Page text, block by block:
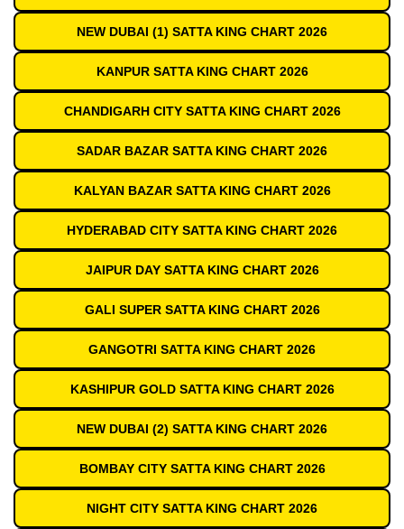
NEW DUBAI (1) SATTA KING CHART 2026
KANPUR SATTA KING CHART 2026
CHANDIGARH CITY SATTA KING CHART 2026
SADAR BAZAR SATTA KING CHART 2026
KALYAN BAZAR SATTA KING CHART 2026
HYDERABAD CITY SATTA KING CHART 2026
JAIPUR DAY SATTA KING CHART 2026
GALI SUPER SATTA KING CHART 2026
GANGOTRI SATTA KING CHART 2026
KASHIPUR GOLD SATTA KING CHART 2026
NEW DUBAI (2) SATTA KING CHART 2026
BOMBAY CITY SATTA KING CHART 2026
NIGHT CITY SATTA KING CHART 2026